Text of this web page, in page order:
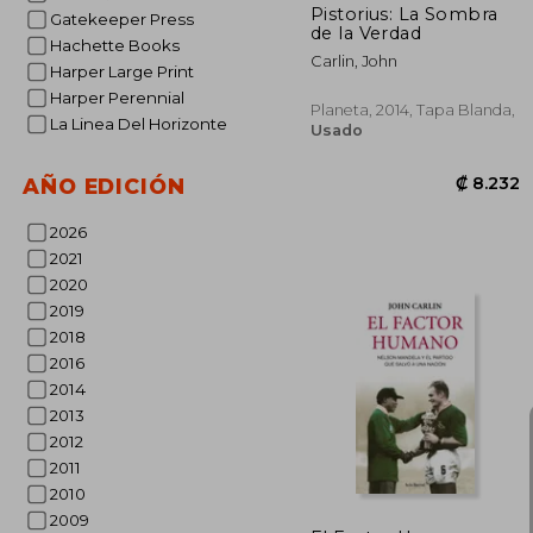
Gatekeeper Press
Hachette Books
Harper Large Print
Harper Perennial
La Linea Del Horizonte
AÑO EDICIÓN
2026
2021
2020
2019
2018
2016
2014
2013
2012
2011
2010
2009
Pistorius: La Sombra
de la Verdad
Carlin, John
Planeta, 2014, Tapa Blanda,
Usado